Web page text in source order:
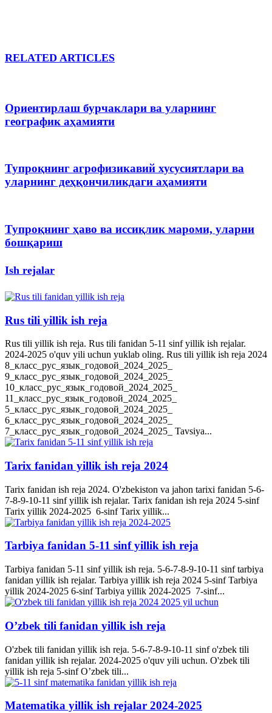
RELATED ARTICLES
Ориентирлаш бурчаклари ва уларнинг
географик аҳамияти
Тупроқнинг агрофизикавий хусусиятлари ва
уларнинг деҳқончиликдаги аҳамияти
Тупроқнинг ҳаво ва иссиқлик мароми, уларни
бошқариш
Ish rejalar
Rus tili yillik ish reja
Rus tili yillik ish reja. Rus tili fanidan 5-11 sinf yillik ish rejalar.
2024-2025 o'quv yili uchun yuklab oling. Rus tili yillik ish reja 2024
8_класс_рус_язык_годовой_2024_2025_
9_класс_рус_язык_годовой_2024_2025_
10_класс_рус_язык_годовой_2024_2025_
11_класс_рус_язык_годовой_2024_2025_
5_класс_рус_язык_годовой_2024_2025_
6_класс_рус_язык_годовой_2024_2025_
7_класс_рус_язык_годовой_2024_2025_ Tavsiya...
Tarix fanidan yillik ish reja 2024
Tarix fanidan ish reja 2024. O'zbekiston va jahon tarixi fanidan 5-6-
7-8-9-10-11 sinf yillik ish rejalar. Tarix fanidan ish reja 2024 5-sinf
Tarix yillik 2024-2025 6-sinf Tarix yillik...
Tarbiya fanidan 5-11 sinf yillik ish reja
Tarbiya fanidan 5-11 sinf yillik ish reja. 5-6-7-8-9-10-11 sinf tarbiya
fanidan yillik ish rejalar. Tarbiya yillik ish reja 2024 5-sinf Tarbiya
yillik 2024-2025 6-sinf Tarbiya yillik 2024-2025 7-sinf...
O’zbek tili fanidan yillik ish reja
O'zbek tili fanidan yillik ish reja. 5-6-7-8-9-10-11 sinf o'zbek tili
fanidan yillik ish rejalar. 2024-2025 o'quv yili uchun. O'zbek tili
yillik ish reja 5-sinf O’zbek tili...
Matematika yillik ish rejalar 2024-2025